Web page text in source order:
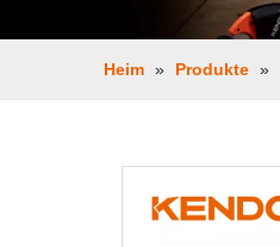
Heim » Produkte »